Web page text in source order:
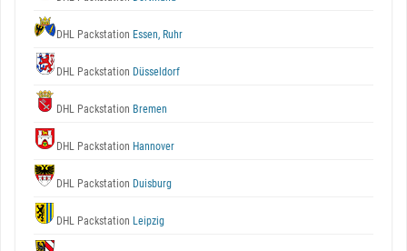
DHL Packstation Essen, Ruhr
DHL Packstation Düsseldorf
DHL Packstation Bremen
DHL Packstation Hannover
DHL Packstation Duisburg
DHL Packstation Leipzig